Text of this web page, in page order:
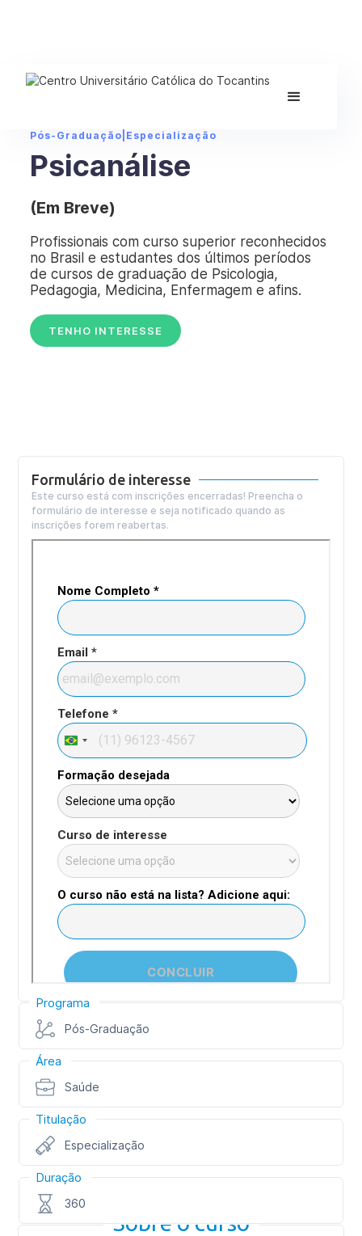
Pós-Graduação Especialização
Psicanálise
(Em Breve)
Profissionais com curso superior reconhecidos
no Brasil e estudantes dos últimos períodos
de cursos de graduação de Psicologia,
Pedagogia, Medicina, Enfermagem e afins.
TENHO INTERESSE
Programa
Pós-Graduação
Área
Saúde
Titulação
Especialização
Duração
360
Sobre o curso
Formulário de interesse
Este curso está com inscrições encerradas! Preencha o
formulário de interesse e seja notificado quando as
inscrições forem reabertas.